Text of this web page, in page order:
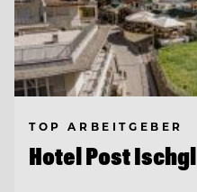
TOP ARBEITGEBER
Hotel Post Ischgl